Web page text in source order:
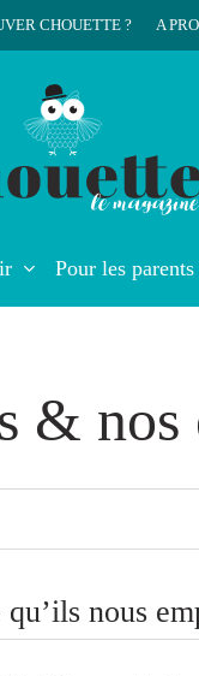
CHOUETTE ? A
Pour les parents
& nos
nous